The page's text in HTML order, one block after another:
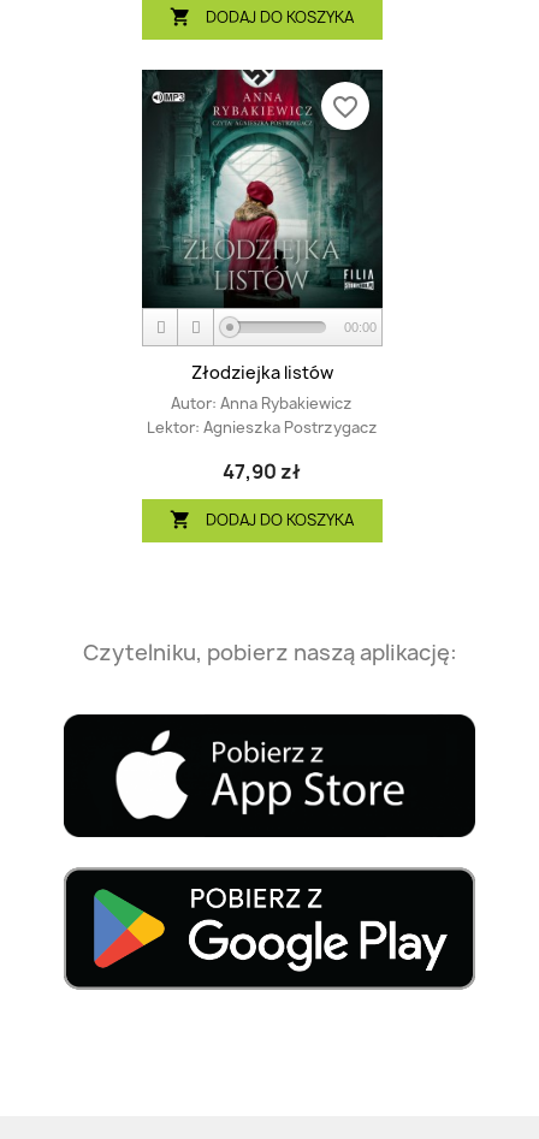
 DODAJ DO KOSZYKA
00:00
Złodziejka listów
Autor: Anna Rybakiewicz
Lektor: Agnieszka Postrzygacz
47,90 zł
 DODAJ DO KOSZYKA
favorite_border
Czytelniku, pobierz naszą aplikację: